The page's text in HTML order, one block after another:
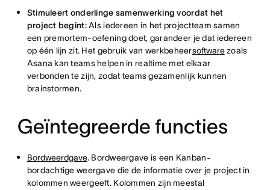
Stimuleert onderlinge samenwerking voordat het
project begint:Als iedereen in het projectteam samen
een premortem-oefening doet, garandeer je dat iedereen
op één lijn zit. Het gebruik van werkbeheersoftwarezoals
Asana kan teams helpen in realtime met elkaar
verbonden te zijn, zodat teams gezamenlijk kunnen
brainstormen.
Geïntegreerde functies
Bordweerdgave. Bordweergave is een Kanban-
bordachtige weergave die de informatie over je project in
kolommen weergeeft. Kolommen zijn meestal